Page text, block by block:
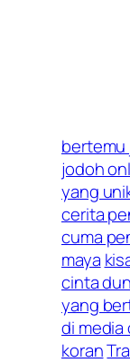
jodoh
yang
cerita
cuma
maya
cinta
yang
di media
koran